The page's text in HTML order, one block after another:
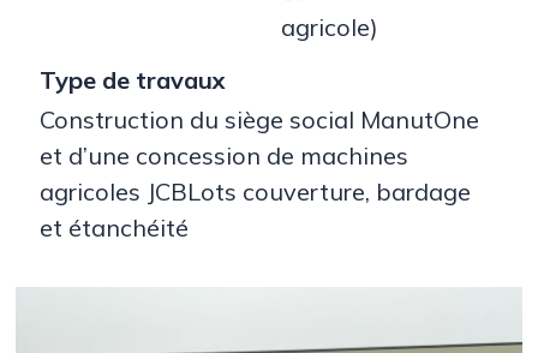
agricole)
Type de travaux
Construction du siège social ManutOne
et d’une concession de machines
agricoles JCBLots couverture, bardage
et étanchéité